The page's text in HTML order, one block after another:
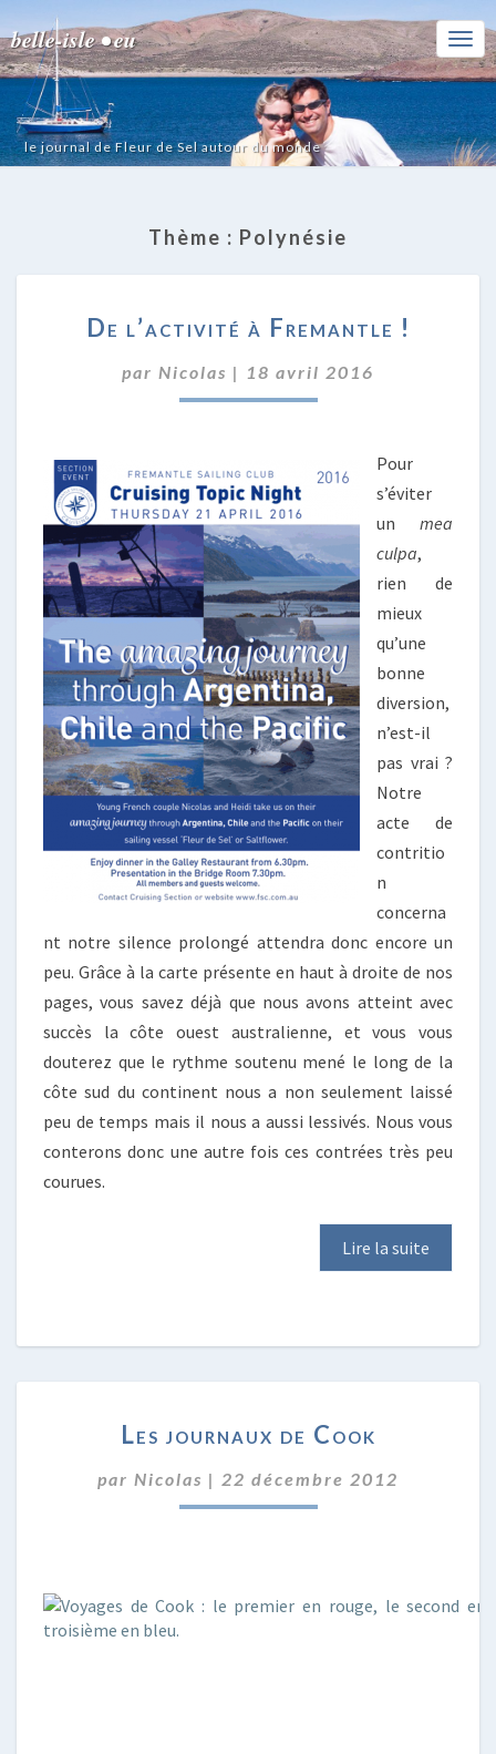
belle-isle • eu
le journal de Fleur de Sel autour du monde
Thème : Polynésie
L’ACTIVITÉ
FREMANTLE
!
De l’activité à Fremantle !
par Nicolas | 18 avril 2016
Pour
s’éviter
un mea
culpa,
rien de
mieux
qu’une
bonne
diversion,
n’est-il
pas vrai ?
Notre
acte de
contritio
n
concerna
nt notre silence prolongé attendra donc encore un
peu. Grâce à la carte présente en haut à droite de nos
pages, vous savez déjà que nous avons atteint avec
succès la côte ouest australienne, et vous vous
douterez que le rythme soutenu mené le long de la
côte sud du continent nous a non seulement laissé
peu de temps mais il nous a aussi lessivés. Nous vous
conterons donc une autre fois ces contrées très peu
courues.
Lire la suite
JOURNAUX
COOK
Les journaux de Cook
par Nicolas | 22 décembre 2012